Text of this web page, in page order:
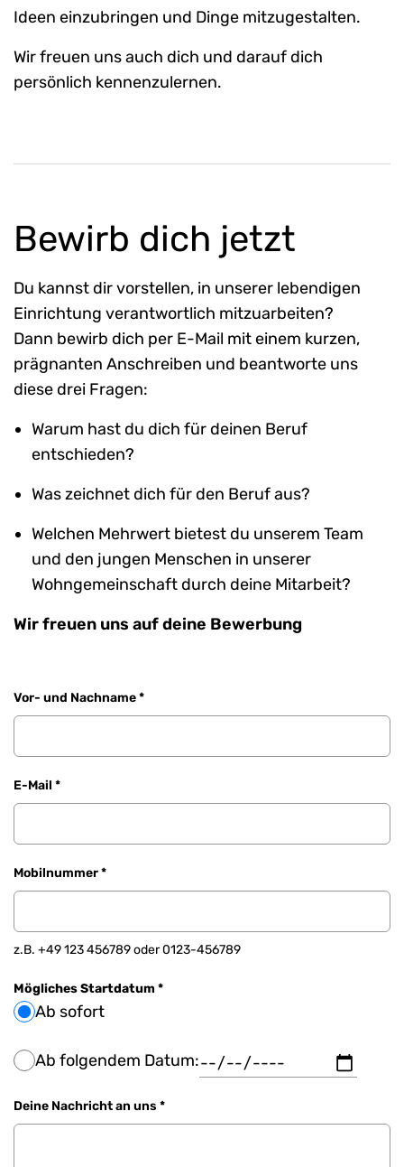
Ideen einzubringen und Dinge mitzugestalten.
Wir freuen uns auch dich und darauf dich
persönlich kennenzulernen.
Bewirb dich jetzt
Du kannst dir vorstellen, in unserer lebendigen
Einrichtung verantwortlich mitzuarbeiten?
Dann bewirb dich per E-Mail mit einem kurzen,
prägnanten Anschreiben und beantworte uns
diese drei Fragen:
Warum hast du dich für deinen Beruf
entschieden?
Was zeichnet dich für den Beruf aus?
Welchen Mehrwert bietest du unserem Team
und den jungen Menschen in unserer
Wohngemeinschaft durch deine Mitarbeit?
Wir freuen uns auf deine Bewerbung
Vor- und Nachname *
E-Mail *
Mobilnummer *
z.B. +49 123 456789 oder 0123-456789
Mögliches Startdatum *
Ab sofort
Ab folgendem Datum:
Datum auswählen
Deine Nachricht an uns *